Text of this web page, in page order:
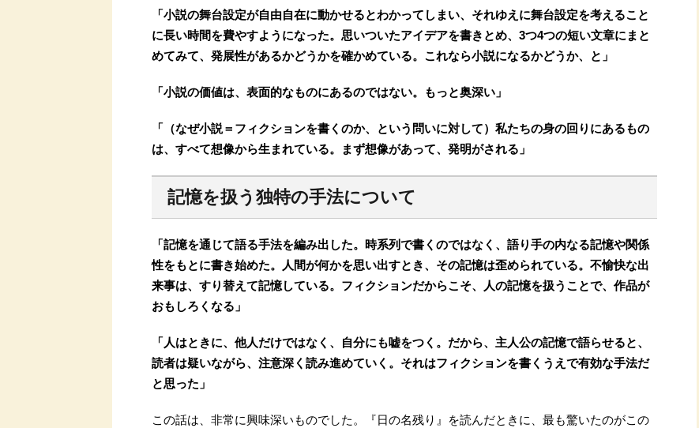
「小説の舞台設定が自由自在に動かせるとわかってしまい、それゆえに舞台設定を考えること
に長い時間を費やすようになった。思いついたアイデアを書きとめ、3つ4つの短い文章にまと
めてみて、発展性があるかどうかを確かめている。これなら小説になるかどうか、と」
「小説の価値は、表面的なものにあるのではない。もっと奥深い」
「（なぜ小説＝フィクションを書くのか、という問いに対して）私たちの身の回りにあるもの
は、すべて想像から生まれている。まず想像があって、発明がされる」
記憶を扱う独特の手法について
「記憶を通じて語る手法を編み出した。時系列で書くのではなく、語り手の内なる記憶や関係
性をもとに書き始めた。人間が何かを思い出すとき、その記憶は歪められている。不愉快な出
来事は、すり替えて記憶している。フィクションだからこそ、人の記憶を扱うことで、作品が
おもしろくなる」
「人はときに、他人だけではなく、自分にも嘘をつく。だから、主人公の記憶で語らせると、
読者は疑いながら、注意深く読み進めていく。それはフィクションを書くうえで有効な手法だ
と思った」
この話は、非常に興味深いものでした。『日の名残り』を読んだときに、最も驚いたのがこの